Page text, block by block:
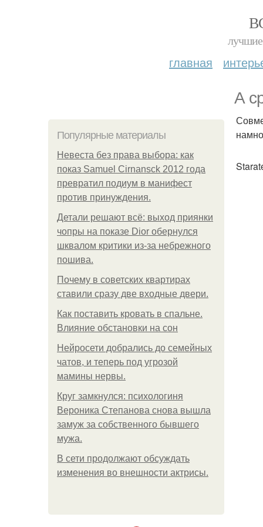
лучшие
главная
А
Популярные материалы
Невеста без права выбора: как
показ Samuel Cirnansck 2012 года
превратил подиум в манифест
против принуждения.
Детали решают всё: выход приянки
чопры на показе Dior обернулся
шквалом критики из-за небрежного
пошива.
Почему в советских квартирах
ставили сразу две входные двери.
Как поставить кровать в спальне.
Влияние обстановки на сон
Нейросети добрались до семейных
чатов, и теперь под угрозой
мамины нервы.
Круг замкнулся: психологиня
Вероника Степанова снова вышла
замуж за собственного бывшего
мужа.
В сети продолжают обсуждать
изменения во внешности актрисы.